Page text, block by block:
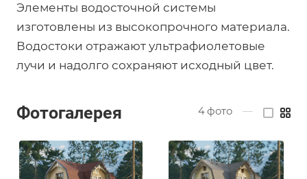
Элементы водосточной системы
изготовлены из высокопрочного материала.
Водостоки отражают ультрафиолетовые
лучи и надолго сохраняют исходный цвет.
Фотогалерея 4фото —